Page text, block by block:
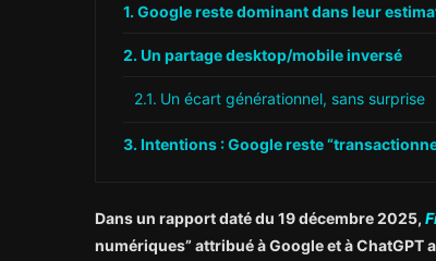
Google reste dominant dans leur
Un partage desktop/mobile inversé
Un écart générationnel, sans surprise
Intentions : Google reste
Dans un rapport daté du 19 décembre 2025,
numériques” attribué à Google et à ChatGPT